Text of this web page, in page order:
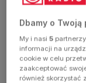
has
occurred
(see the
Dbamy o
My i nasi5
informacji na
cookie w celu
zaakceptować
również skorzystać